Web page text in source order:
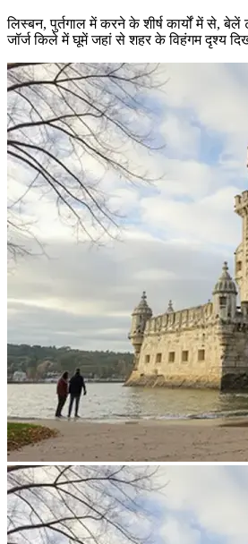
लिस्बन, पुर्तगाल में करने के शीर्ष कार्यों में से,
जॉर्ज किले में घूमें जहां से शहर के विहंगम दृश्य